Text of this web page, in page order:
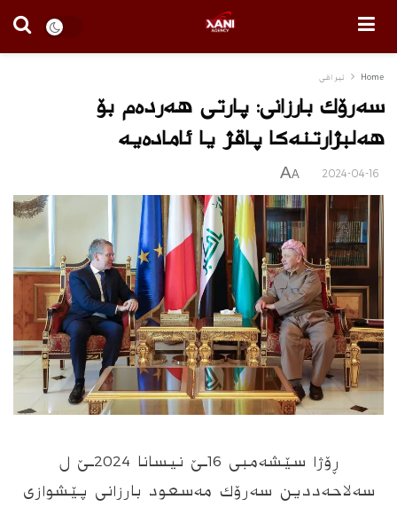
Home ئیراقی
سەرۆك بارزانی: پارتی هەردەم بۆ
هەلبژارتنەكا پاقژ یا ئامادەیە
2024-04-16
A
A
ڕۆژا سێشەمبی 16ـێ نیسانا 2024ـێ ل
سەلاحەددین سەرۆك مەسعود بارزانی پێشوازی